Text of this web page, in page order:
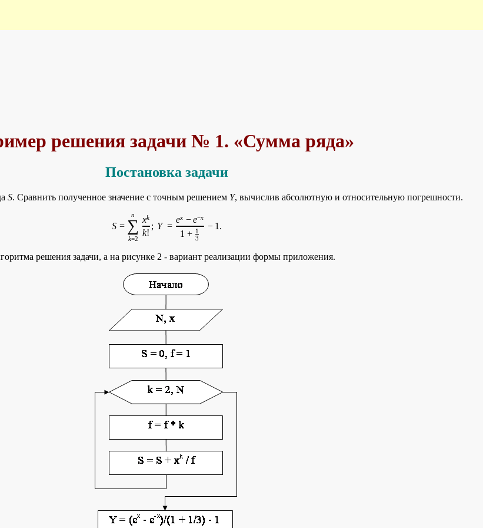
the jsMath control panel to get additional information.
решения задачи № 1. «Сумма ряда»
Постановка задачи
S. Сравнить полученное значение с точным решением Y, вычислив абсолютную и относительную погрешности.
S = ∑
n
k=2
k!
xk
; Y =
1 + 3
1
ex − e−x
− 1 .
решения задачи, а на рисунке 2 - вариант реализации формы приложения.